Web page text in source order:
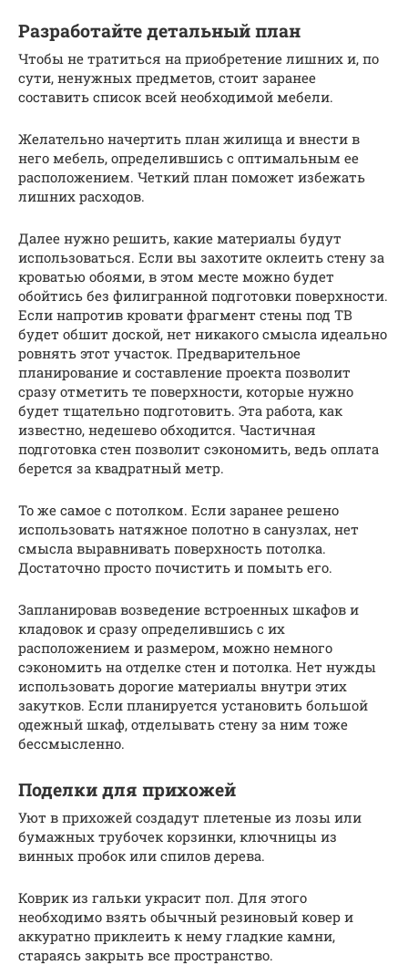
Разработайте детальный план
Чтобы не тратиться на приобретение лишних и, по
сути, ненужных предметов, стоит заранее
составить список всей необходимой мебели.
Желательно начертить план жилища и внести в
него мебель, определившись с оптимальным ее
расположением. Четкий план поможет избежать
лишних расходов.
Далее нужно решить, какие материалы будут
использоваться. Если вы захотите оклеить стену за
кроватью обоями, в этом месте можно будет
обойтись без филигранной подготовки поверхности.
Если напротив кровати фрагмент стены под ТВ
будет обшит доской, нет никакого смысла идеально
ровнять этот участок. Предварительное
планирование и составление проекта позволит
сразу отметить те поверхности, которые нужно
будет тщательно подготовить. Эта работа, как
известно, недешево обходится. Частичная
подготовка стен позволит сэкономить, ведь оплата
берется за квадратный метр.
То же самое с потолком. Если заранее решено
использовать натяжное полотно в санузлах, нет
смысла выравнивать поверхность потолка.
Достаточно просто почистить и помыть его.
Запланировав возведение встроенных шкафов и
кладовок и сразу определившись с их
расположением и размером, можно немного
сэкономить на отделке стен и потолка. Нет нужды
использовать дорогие материалы внутри этих
закутков. Если планируется установить большой
одежный шкаф, отделывать стену за ним тоже
бессмысленно.
Поделки для прихожей
Уют в прихожей создадут плетеные из лозы или
бумажных трубочек корзинки, ключницы из
винных пробок или спилов дерева.
Коврик из гальки украсит пол. Для этого
необходимо взять обычный резиновый ковер и
аккуратно приклеить к нему гладкие камни,
стараясь закрыть все пространство.